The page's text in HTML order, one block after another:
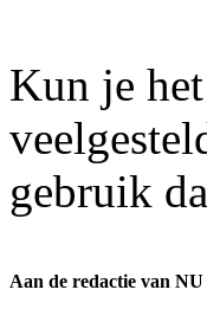
Kun je
gebruik
Aan de redactie van